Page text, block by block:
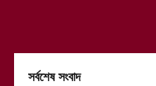
সর্বশেষ সংবাদ